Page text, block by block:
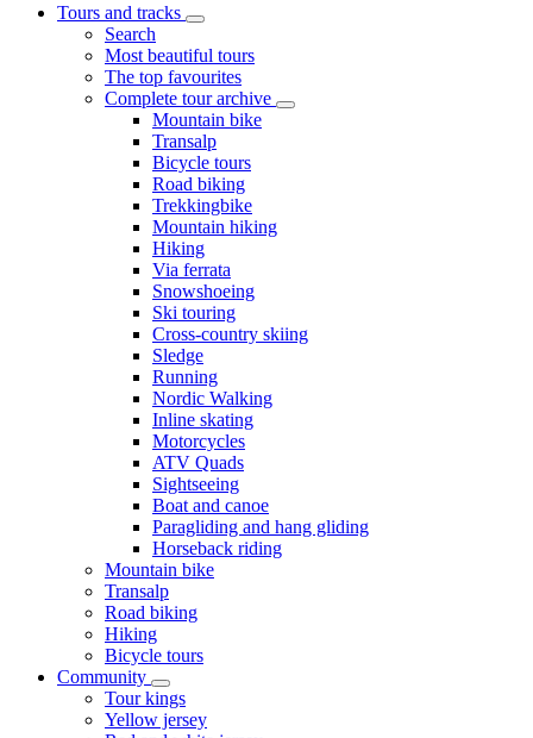
Tours and tracks
Search
Most beautiful tours
The top favourites
Complete tour archive
Mountain bike
Transalp
Bicycle tours
Road biking
Trekkingbike
Mountain hiking
Hiking
Via ferrata
Snowshoeing
Ski touring
Cross-country skiing
Sledge
Running
Nordic Walking
Inline skating
Motorcycles
ATV Quads
Sightseeing
Boat and canoe
Paragliding and hang gliding
Horseback riding
Mountain bike
Transalp
Road biking
Hiking
Bicycle tours
Community
Tour kings
Yellow jersey